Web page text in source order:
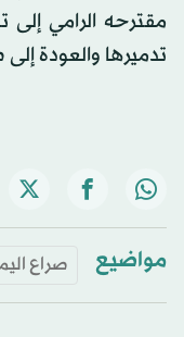
مقترحه الرامي
تدميرها والعودة
مواضيع صراع